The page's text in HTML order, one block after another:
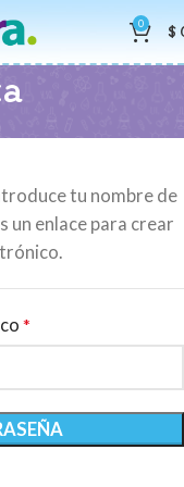
0 $
tu nombre de
un enlace para crear
*